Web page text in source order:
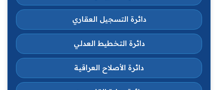
دائرة التسجيل العقاري
دائرة التخطيط العدلي
دائرة الأصلاح العراقية